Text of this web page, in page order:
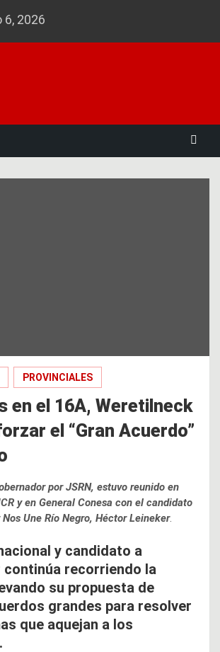
2026
PROVINCIALES
en el 16A, Weretilneck
el “Gran Acuerdo”
por JSRN, estuvo reunido en
y en General Conesa con el candidato
Une Río Negro, Héctor Leineker.
y candidato a
continúa recorriendo la
su propuesta de
grandes para resolver
que aquejan a los